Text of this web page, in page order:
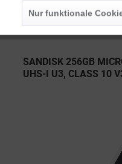
SANDISK 256GB
UHS-I U3, CLASS 10
Nur funktionale